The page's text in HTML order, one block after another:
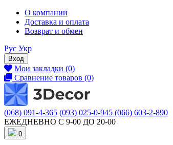
О компании
Доставка и оплата
Возврат и обмен
Рус Укр
Вход
Мои закладки (0)
Сравнение товаров (0)
(068) 091-4-365 (093) 025-0-945 (066) 603-2-890
ЕЖЕДНЕВНО С 9-00 ДО 20-00
0